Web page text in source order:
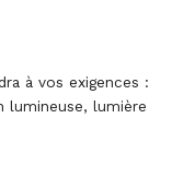
à vos exigences :
lumière